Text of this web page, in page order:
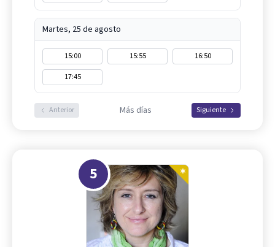
Martes, 25 de agosto
15:00 15:55
16:50
17:45
Anterior Más días Siguiente
5